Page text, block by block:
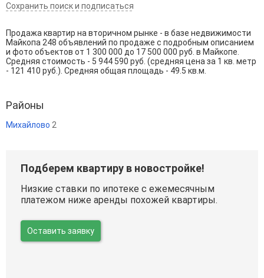
Сохранить поиск и подписаться
Продажа квартир на вторичном рынке - в базе недвижимости
Майкопа 248 объявлений по продаже с подробным описанием
и фото объектов от 1 300 000 до 17 500 000 руб. в Майкопе.
Средняя стоимость - 5 944 590 руб. (средняя цена за 1 кв. метр
- 121 410 руб.). Средняя общая площадь - 49.5 кв.м.
Районы
Михайлово 2
Подберем квартиру в новостройке!
Низкие ставки по ипотеке с ежемесячным
платежом ниже аренды похожей квартиры.
Оставить заявку